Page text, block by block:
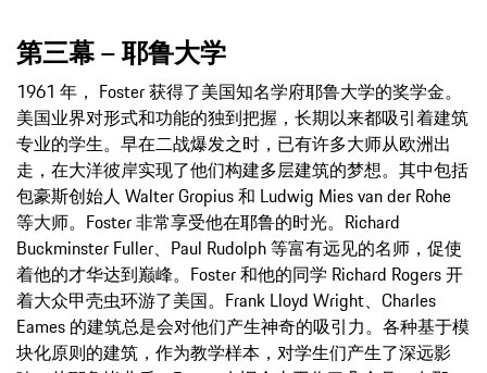
第三幕 – 耶鲁大学
1961 年， Foster 获得了美国知名学府耶鲁大学的奖学金。
美国业界对形式和功能的独到把握，长期以来都吸引着建筑
专业的学生。早在二战爆发之时，已有许多大师从欧洲出
走，在大洋彼岸实现了他们构建多层建筑的梦想。其中包括
包豪斯创始人 Walter Gropius 和 Ludwig Mies van der Rohe
等大师。Foster 非常享受他在耶鲁的时光。Richard
Buckminster Fuller、Paul Rudolph 等富有远见的名师，促使
着他的才华达到巅峰。Foster 和他的同学 Richard Rogers 开
着大众甲壳虫环游了美国。Frank Lloyd Wright、Charles
Eames 的建筑总是会对他们产生神奇的吸引力。各种基于模
块化原则的建筑，作为教学样本，对学生们产生了深远影